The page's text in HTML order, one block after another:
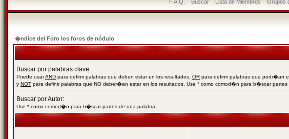
F.A.Q. Buscar Lista de Miembros Grupos
�ndice del Foro los foros de nódulo
Buscar por palabras clave:
Puede usarAND para definir palabras que deben estar en los resultados, OR para definir palabras que podr�an
y NOT para definir palabras que NO deber�an estar en los resultados. Use * como comod�n para b�scar partes
Buscar por Autor:
Use * como comod�n para b�scar partes de una palabra